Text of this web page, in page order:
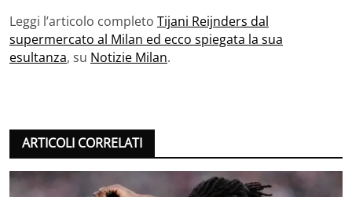
Leggi l’articolo completo Tijani Reijnders dal
supermercato al Milan ed ecco spiegata la sua
esultanza, su Notizie Milan.
ARTICOLI CORRELATI